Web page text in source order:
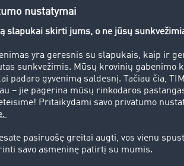
Gatvė ir namo numeris
Miestas